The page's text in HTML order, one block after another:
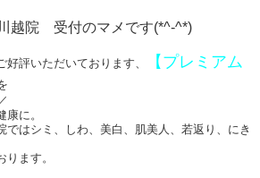
越院 受付のマメです(*^-^*)
評いただいております、
【プレミアム
に。
ではシミ、しわ、美白、肌美人、若返り、にき
ます。